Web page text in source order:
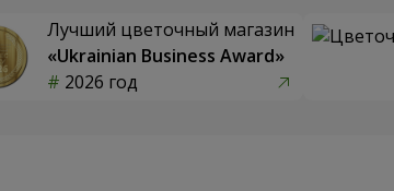
Лучший цветочный магазин
«Ukrainian Business Award»
2026 год